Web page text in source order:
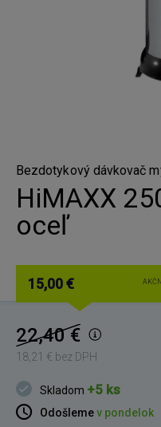
Bezdotykový dávkovač
HiMAXX
oceľ
15,00 €
22,40 €
18,21 € bez DPH
Skladom +5 ks
Odošlemev pondelok